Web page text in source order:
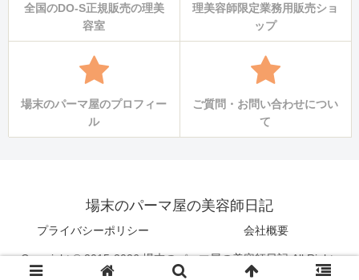
全国のDO-S正規販売の理美
容室
理美容師限定業務用販売ショ
ップ
場末のパーマ屋のプロフィー
ル
ご質問・お問い合わせについ
て
場末のパーマ屋の美容師日記
プライバシーポリシー 会社概要
Copyright © 2015-2026 場末のパーマ屋の美容師日記 All Rights